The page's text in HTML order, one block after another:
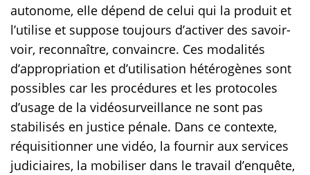
autonome, elle dépend de celui qui la produit et
l’utilise et suppose toujours d’activer des savoir-
voir, reconnaître, convaincre. Ces modalités
d’appropriation et d’utilisation hétérogènes sont
possibles car les procédures et les protocoles
d’usage de la vidéosurveillance ne sont pas
stabilisés en justice pénale. Dans ce contexte,
réquisitionner une vidéo, la fournir aux services
judiciaires, la mobiliser dans le travail d’enquête,